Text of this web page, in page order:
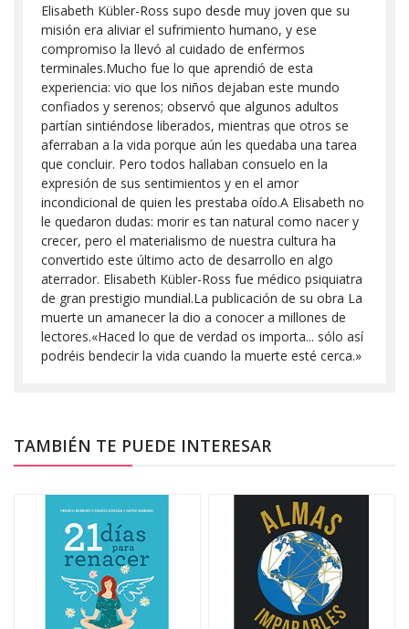
Elisabeth Kübler-Ross supo desde muy joven que su
misión era aliviar el sufrimiento humano, y ese
compromiso la llevó al cuidado de enfermos
terminales.Mucho fue lo que aprendió de esta
experiencia: vio que los niños dejaban este mundo
confiados y serenos; observó que algunos adultos
partían sintiéndose liberados, mientras que otros se
aferraban a la vida porque aún les quedaba una tarea
que concluir. Pero todos hallaban consuelo en la
expresión de sus sentimientos y en el amor
incondicional de quien les prestaba oído.A Elisabeth no
le quedaron dudas: morir es tan natural como nacer y
crecer, pero el materialismo de nuestra cultura ha
convertido este último acto de desarrollo en algo
aterrador. Elisabeth Kübler-Ross fue médico psiquiatra
de gran prestigio mundial.La publicación de su obra La
muerte un amanecer la dio a conocer a millones de
lectores.«Haced lo que de verdad os importa... sólo así
podréis bendecir la vida cuando la muerte esté cerca.»
TAMBIÉN TE PUEDE INTERESAR